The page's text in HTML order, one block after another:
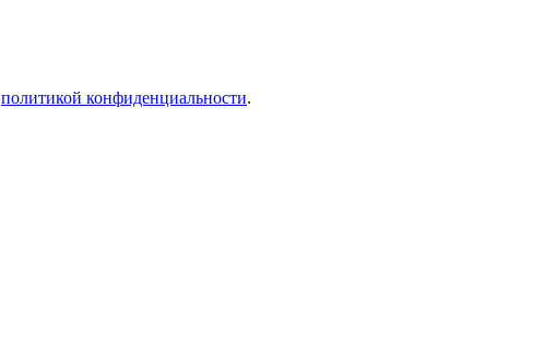
политикой конфиденциальности.